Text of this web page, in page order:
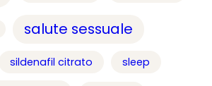
salute sessuale
sildenafil citrato sleep